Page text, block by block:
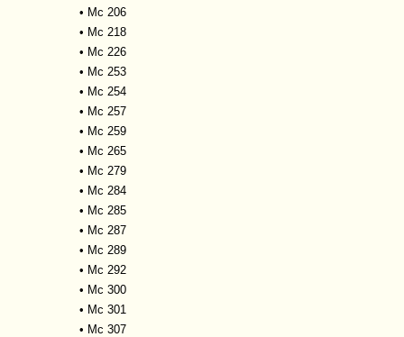
• Mc 206
• Mc 218
• Mc 226
• Mc 253
• Mc 254
• Mc 257
• Mc 259
• Mc 265
• Mc 279
• Mc 284
• Mc 285
• Mc 287
• Mc 289
• Mc 292
• Mc 300
• Mc 301
• Mc 307